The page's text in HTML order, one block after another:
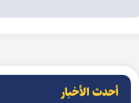
أحدث الأخبار